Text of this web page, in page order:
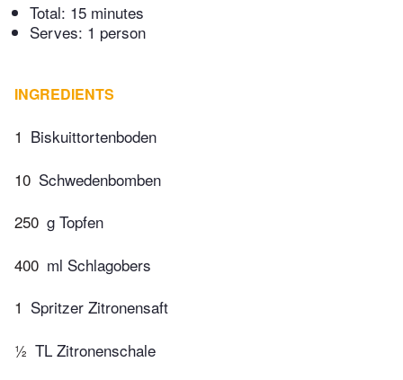
Total: 15 minutes
Serves: 1 person
INGREDIENTS
1 Biskuittortenboden
10 Schwedenbomben
250 g Topfen
400 ml Schlagobers
1 Spritzer Zitronensaft
½ TL Zitronenschale